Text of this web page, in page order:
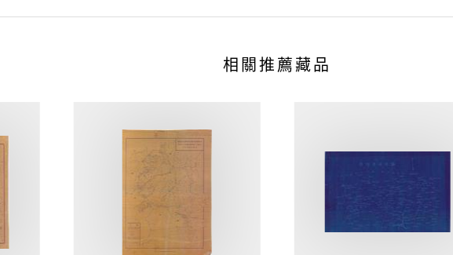
相關推薦藏品